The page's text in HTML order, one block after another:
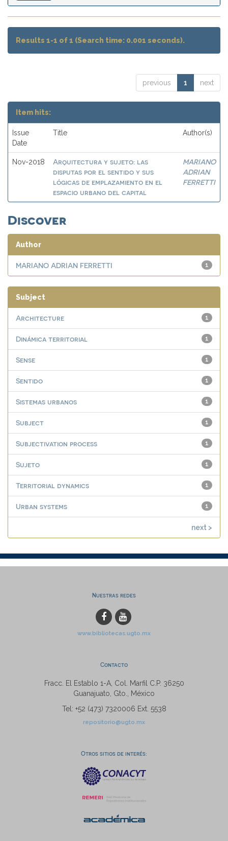
Results 1-1 of 1 (Search time: 0.001 seconds).
previous 1 next
Item hits:
Issue
Date
Title Author(s)
Nov-2018
Arquitectura y sujeto: las
disputas por el sentido y sus
lógicas de emplazamiento en el
espacio urbano del capital
MARIANO
ADRIAN
FERRETTI
Discover
Author
1
MARIANO ADRIAN FERRETTI
Subject
1
Architecture
1
Dinámica territorial
1
Sense
1
Sentido
1
Sistemas urbanos
1
Subject
1
Subjectivation process
1
Sujeto
1
Territorial dynamics
1
Urban systems
next >
Nuestras redes
www.bibliotecas.ugto.mx
Contacto
Fracc. El Establo 1-A, Col. Marfil C.P. 36250
Guanajuato, Gto., México
Tel: +52 (473) 7320006 Ext. 5538
repositorio@ugto.mx
Otros sitios de interés: